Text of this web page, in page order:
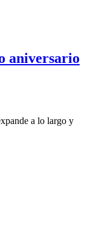
aniversario
a lo largo y